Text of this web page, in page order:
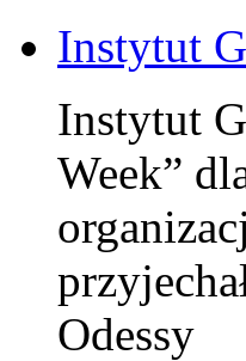
Instytut
Instytut
Week”
Odessy